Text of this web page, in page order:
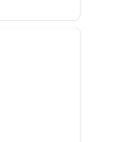
람이 정말 좋으시다는
라 더 믿고 진행할
진행했습니다.
만 팀장님께 상담 받